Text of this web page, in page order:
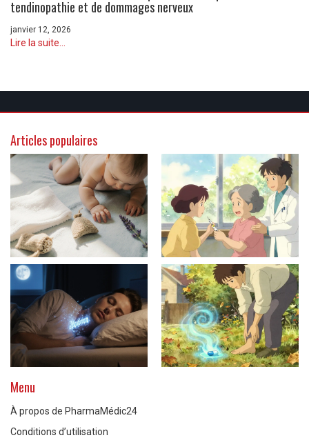
tendinopathie et de dommages nerveux
janvier 12, 2026
Lire la suite...
Articles populaires
Menu
À propos de PharmaMédic24
Conditions d’utilisation